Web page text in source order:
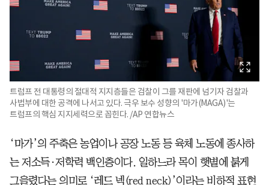
트럼프 전 대통령의 절대적 지지층들은 검찰이 그를 재판에 넘기자 검찰과
사법부에 대한 공격에 나서고 있다. 극우 보수 성향의 '마가(MAGA)'는
트럼프의 핵심 지지세력으로 꼽힌다. /AP 연합뉴스
‘마가’의 주축은 농업이나 공장 노동 등 육체 노동에 종사하
는 저소득·저학력 백인층이다. 일하느라 목이 햇볕에 붉게
그을렸다는 의미로 ‘레드 넥(red neck)’이라는 비하적 표현